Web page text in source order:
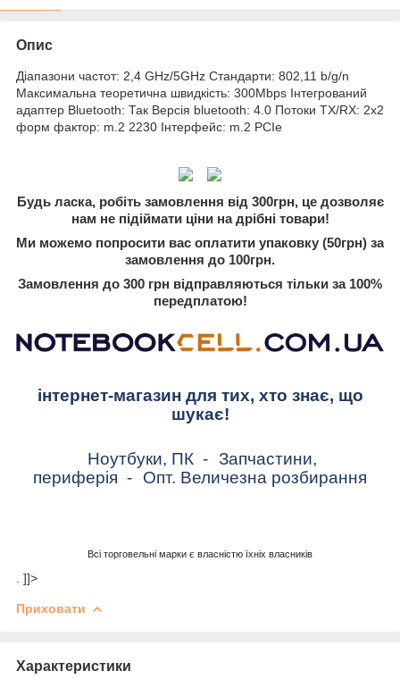
Опис
Діапазони частот: 2,4 GHz/5GHz Стандарти: 802,11 b/g/n
Максимальна теоретична швидкість: 300Mbps Інтегрований
адаптер Bluetooth: Так Версія bluetooth: 4.0 Потоки TX/RX: 2x2
форм фактор: m.2 2230 Інтерфейс: m.2 PCIe
Будь ласка, робіть замовлення від 300грн, це дозволяє
нам не підіймати ціни на дрібні товари!
Ми можемо попросити вас оплатити упаковку (50грн) за
замовлення до 100грн.
Замовлення до 300 грн відправляються тільки за 100%
передплатою!
інтернет-магазин для тих, хто знає, що
шукає!
Ноутбуки, ПК - Запчастини,
периферія - Опт. Величезна розбирання
Всі торговельні марки є власністю їхніх власників
. ]]>
Приховати
Характеристики